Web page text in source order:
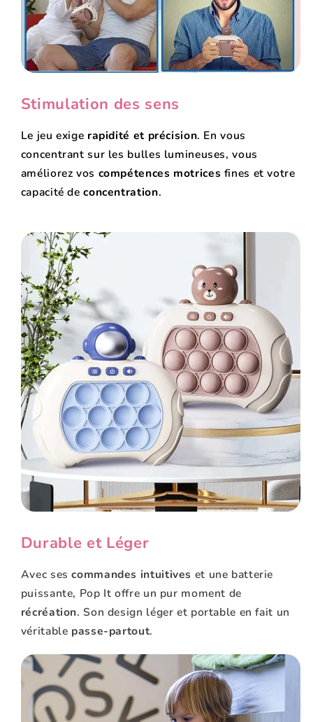
Stimulation des sens
Le jeu exige rapidité et précision. En vous
concentrant sur les bulles lumineuses, vous
améliorez vos compétences motrices fines et votre
capacité deconcentration.
Durable et Léger
Avec sescommandes intuitives et une batterie
puissante, Pop It offre un pur moment de
récréation. Son design léger et portable en fait un
véritable passe-partout.